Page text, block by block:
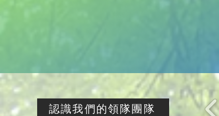
認識我們的領隊團隊